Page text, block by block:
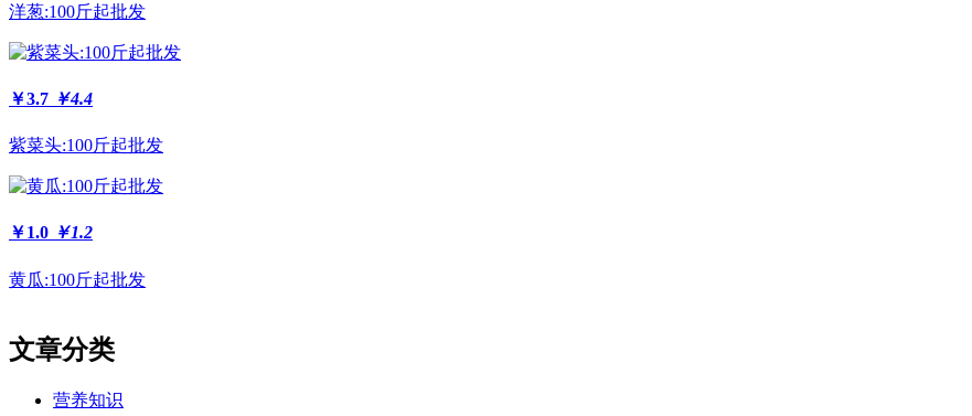
洋葱:100斤起批发
￥3.7 ￥4.4
紫菜头:100斤起批发
￥1.0 ￥1.2
黄瓜:100斤起批发
文章分类
营养知识